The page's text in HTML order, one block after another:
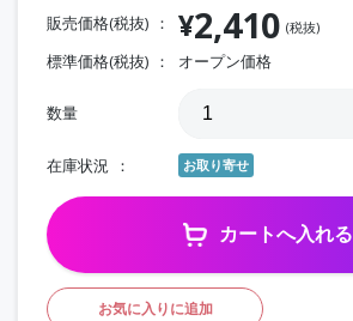
販売価格(税抜) ¥2,410 (税抜)
標準価格(税抜) オープン価格
数量
在庫状況 お取り寄せ
カートへ入れる
お気に入りに追加